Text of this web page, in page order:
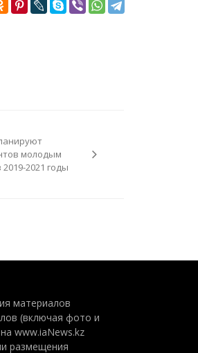
молодым
2021 годы
материалов
(включая фото и
www.iaNews.kz
размещения